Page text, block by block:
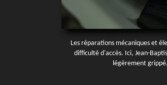
Les réparations mécaniques et
difficulté d'accès. Ici, Jean-
légèrement